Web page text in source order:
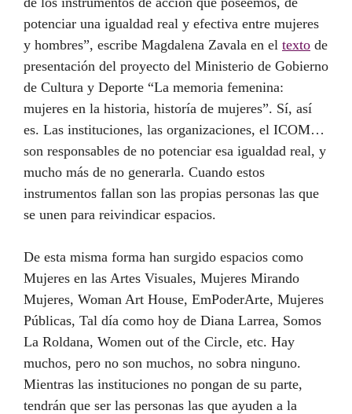
potenciar una igualdad real y efectiva entre mujeres
y hombres”, escribe Magdalena Zavala en el texto de
presentación del proyecto del Ministerio de Gobierno
de Cultura y Deporte “La memoria femenina:
mujeres en la historia, historía de mujeres”. Sí, así
es. Las instituciones, las organizaciones, el ICOM…
son responsables de no potenciar esa igualdad real, y
mucho más de no generarla. Cuando estos
instrumentos fallan son las propias personas las que
se unen para reivindicar espacios.
De esta misma forma han surgido espacios como
Mujeres en las Artes Visuales, Mujeres Mirando
Mujeres, Woman Art House, EmPoderArte, Mujeres
Públicas, Tal día como hoy de Diana Larrea, Somos
La Roldana, Women out of the Circle, etc. Hay
muchos, pero no son muchos, no sobra ninguno.
Mientras las instituciones no pongan de su parte,
tendrán que ser las personas las que ayuden a la